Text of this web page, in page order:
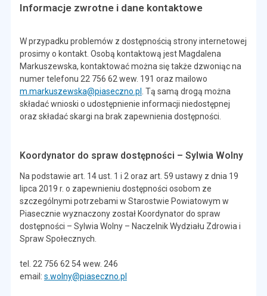
Informacje zwrotne i dane kontaktowe
W przypadku problemów z dostępnością strony internetowej
prosimy o kontakt. Osobą kontaktową jest Magdalena
Markuszewska, kontaktować można się także dzwoniąc na
numer telefonu 22 756 62 wew. 191 oraz mailowo
m.markuszewska@piaseczno.pl
. Tą samą drogą można
składać wnioski o udostępnienie informacji niedostępnej
oraz składać skargi na brak zapewnienia dostępności.
Koordynator do spraw dostępności – Sylwia Wolny
Na podstawie art. 14 ust. 1 i 2 oraz art. 59 ustawy z dnia 19
lipca 2019 r. o zapewnieniu dostępności osobom ze
szczególnymi potrzebami w Starostwie Powiatowym w
Piasecznie wyznaczony został Koordynator do spraw
dostępności – Sylwia Wolny – Naczelnik Wydziału Zdrowia i
Spraw Społecznych.
tel. 22 756 62 54 wew. 246
email: s.wolny@piaseczno.pl